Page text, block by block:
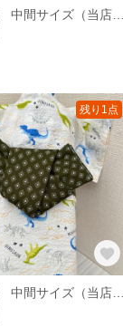
犬の浴衣 中間サイズ（当店XLとLサイズの中間サイズ） 女の子 リボン
残り1点
犬の浴衣 中間サイズ（当店のXLとLサイズの中間サイズ） 貝の口 男の子